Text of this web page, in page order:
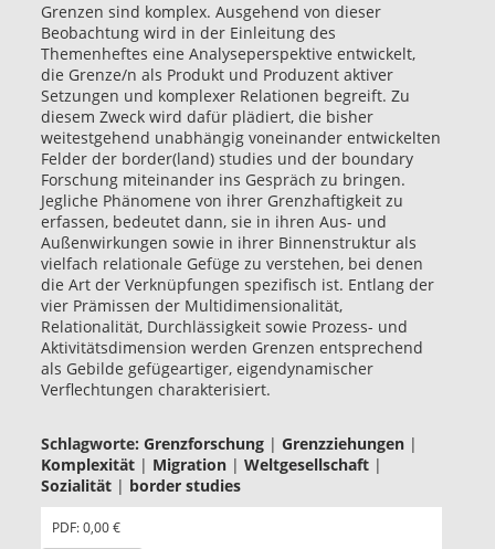
Grenzen sind komplex. Ausgehend von dieser
Beobachtung wird in der Einleitung des
Themenheftes eine Analyseperspektive entwickelt,
die Grenze/n als Produkt und Produzent aktiver
Setzungen und komplexer Relationen begreift. Zu
diesem Zweck wird dafür plädiert, die bisher
weitestgehend unabhängig voneinander entwickelten
Felder der border(land) studies und der boundary
Forschung miteinander ins Gespräch zu bringen.
Jegliche Phänomene von ihrer Grenzhaftigkeit zu
erfassen, bedeutet dann, sie in ihren Aus- und
Außenwirkungen sowie in ihrer Binnenstruktur als
vielfach relationale Gefüge zu verstehen, bei denen
die Art der Verknüpfungen spezifisch ist. Entlang der
vier Prämissen der Multidimensionalität,
Relationalität, Durchlässigkeit sowie Prozess- und
Aktivitätsdimension werden Grenzen entsprechend
als Gebilde gefügeartiger, eigendynamischer
Verflechtungen charakterisiert.
Schlagworte: Grenzforschung | Grenzziehungen |
Komplexität | Migration | Weltgesellschaft |
Sozialität | border studies
PDF: 0,00 €